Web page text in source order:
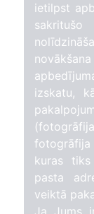
ietilpst
sakritušo
izskatu,
kuras
pasta
veiktā